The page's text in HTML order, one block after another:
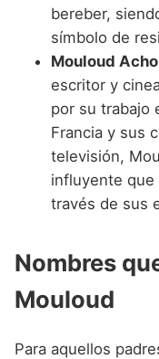
bereber,
símbolo de
Mouloud
escritor y
por su trabajo
Francia y sus
televisión,
influyente
través de sus
Nombres
Mouloud
Para aquellos